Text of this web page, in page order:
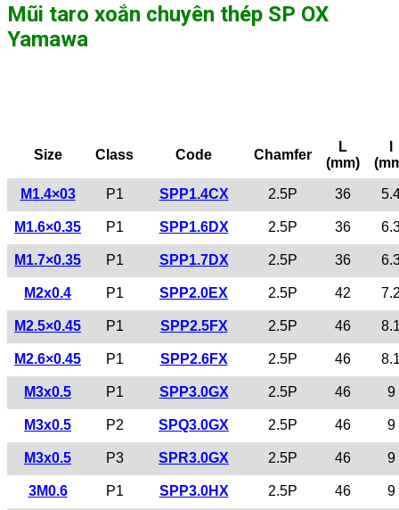
Mũi taro xoắn chuyên thép SP OX
Yamawa
Size Class Code Chamfer
L
(mm)
M1.4×03 P1 SPP1.4CX 2.5P 36
M1.6×0.35 P1 SPP1.6DX 2.5P 36
M1.7×0.35 P1 SPP1.7DX 2.5P 36
M2x0.4 P1 SPP2.0EX 2.5P 42
M2.5×0.45 P1 SPP2.5FX 2.5P 46
M2.6×0.45 P1 SPP2.6FX 2.5P 46
M3x0.5 P1 SPP3.0GX 2.5P 46 9
M3x0.5 P2 SPQ3.0GX 2.5P 46 9
M3x0.5 P3 SPR3.0GX 2.5P 46 9
3M0.6 P1 SPP3.0HX 2.5P 46 9